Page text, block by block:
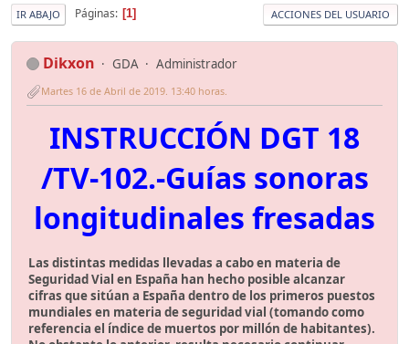
IR ABAJO Páginas 1 ACCIONES DEL USUARIO
Dikxon GDA Administrador
Martes 16 de Abril de 2019. 13:40 horas.
INSTRUCCIÓN DGT 18
/TV-102.-Guías sonoras
longitudinales fresadas
Las distintas medidas llevadas a cabo en materia de
Seguridad Vial en España han hecho posible alcanzar
cifras que sitúan a España dentro de los primeros puestos
mundiales en materia de seguridad vial (tomando como
referencia el índice de muertos por millón de habitantes).